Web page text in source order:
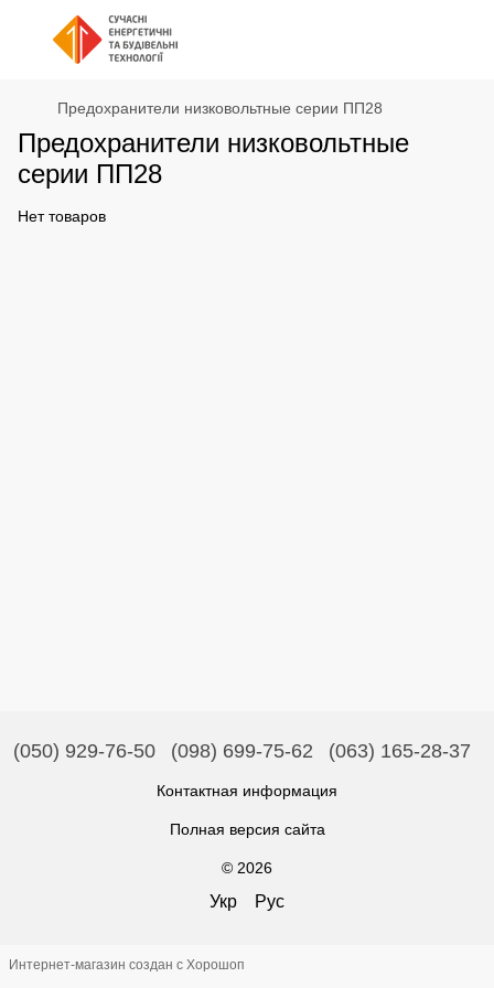
Предохранители низковольтные серии ПП28
Предохранители низковольтные
серии ПП28
Нет товаров
(050) 929-76-50 (098) 699-75-62 (063) 165-28-37
Контактная информация
Полная версия сайта
© 2026
Укр Рус
Интернет-магазин создан с Хорошоп